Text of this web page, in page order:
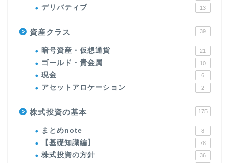
デリバティブ 13
資産クラス 39
暗号資産・仮想通貨 21
ゴールド・貴金属 10
現金 6
アセットアロケーション 2
株式投資の基本 175
まとめnote 8
【基礎知識編】 78
株式投資の方針 36